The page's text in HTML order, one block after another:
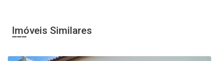
Imóveis Similares